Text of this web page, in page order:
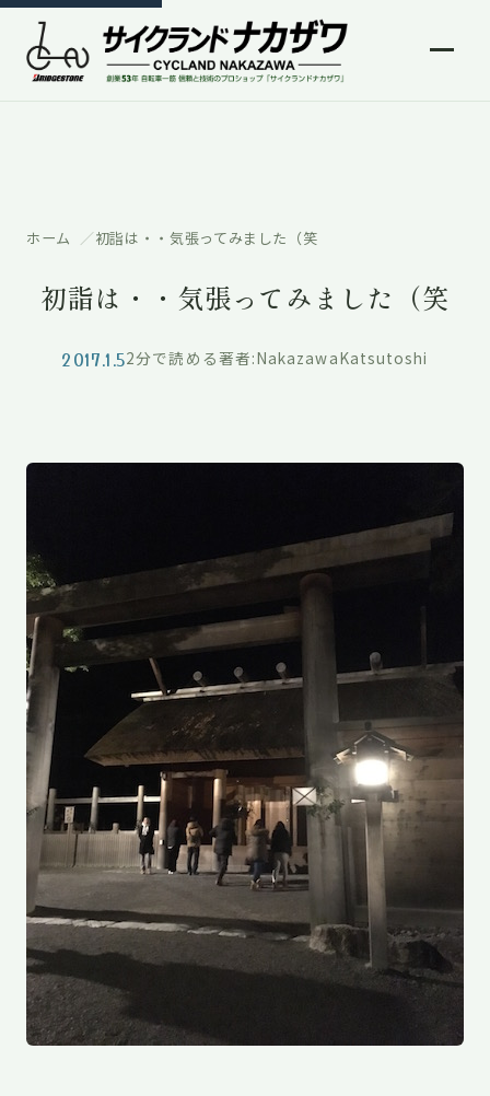
ホーム 初詣は・・気張ってみました（笑
初詣は・・気張ってみました（笑
2017.1.52分で読める著者:NakazawaKatsutoshi